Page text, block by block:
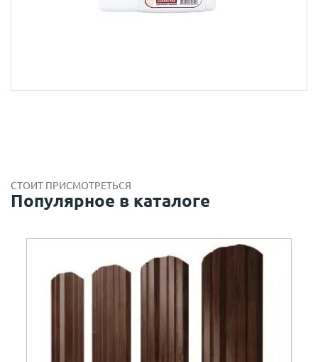
СТОИТ ПРИСМОТРЕТЬСЯ
Популярное в каталоге